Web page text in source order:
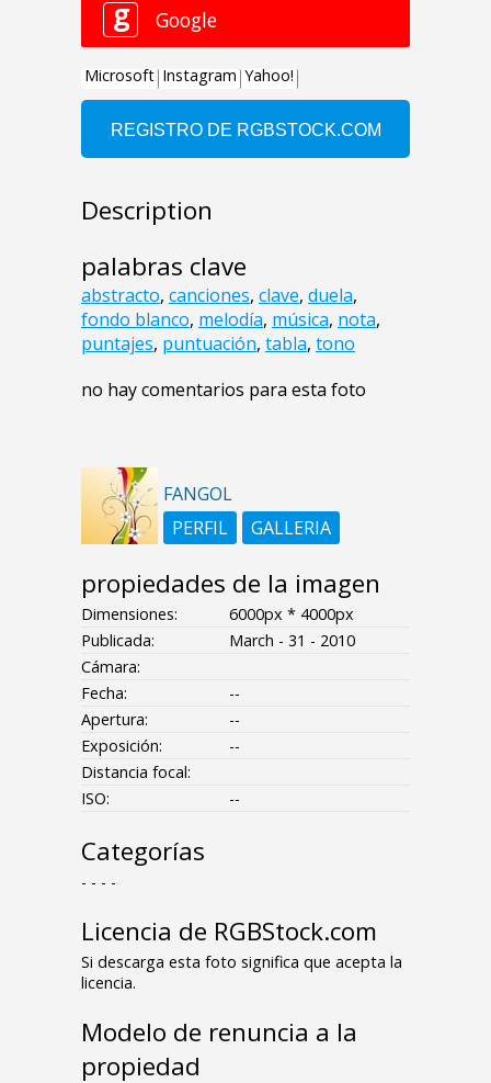
Description
palabras clave
abstracto, canciones, clave, duela,
fondo blanco, melodía, música, nota,
puntajes, puntuación, tabla, tono
no hay comentarios para esta foto
FANGOL
PERFIL
GALLERIA
propiedades de la imagen
Dimensiones:
6000px * 4000px
Publicada:
March - 31 - 2010
Cámara:
Fecha:
--
Apertura:
--
Exposición:
--
Distancia focal:
ISO:
--
Categorías
- - - -
Licencia de RGBStock.com
Si descarga esta foto significa que acepta la
licencia.
Modelo de renuncia a la
propiedad